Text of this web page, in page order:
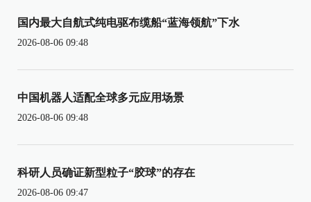
国内最大自航式纯电驱布缆船“蓝海领航”下水
2026-08-06 09:48
中国机器人适配全球多元应用场景
2026-08-06 09:48
科研人员确证新型粒子“胶球”的存在
2026-08-06 09:47